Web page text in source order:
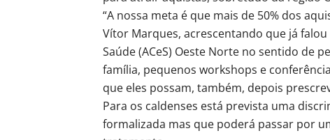
“A nossa meta é que mais de 50% dos
Vítor Marques, acrescentando que já
Saúde (ACeS) Oeste Norte no sentido de
família, pequenos workshops e
que eles possam, também, depois
Para os caldenses está prevista uma
formalizada mas que poderá passar por